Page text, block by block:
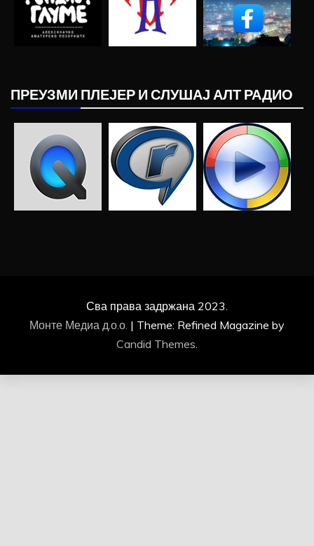
ПРЕУЗМИ ПЛЕЈЕР И СЛУШАЈ АЛТ РАДИО
Сва права задржана 2023.
Монте Медиа д.о.о. | Theme: Refined Magazine by
Candid Themes.